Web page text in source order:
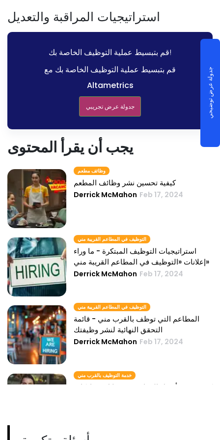
استراتيجيات المراقبة والتعديل
قم بتبسيط عملية التوظيف الخاصة بك!
قم بتبسيط عملية التوظيف الخاصة بك مع
Altametrics
جدولة عرض تجريبي
يجب أن يقرأ المحتوى
وظائف مطعم
كيفية تحسين نشر وظائف المطعم
Derrick McMahon Feb 17, 2024
التوظيف في المطاعم القريبة مني
استراتيجيات التوظيف المبتكرة - ما وراء
إعلانات «التوظيف في المطاعم القريبة مني»
Derrick McMahon Feb 17, 2024
التوظيف في المطاعم القريبة مني
المطاعم التي توظف بالقرب مني - قائمة
التحقق النهائية لنشر وظيفتك
Derrick McMahon Feb 17, 2024
خدمة التوظيف بالقرب مني
كيفية جذب أفضل المواهب من خلال مشاركات
جدولة عرض توضيحي